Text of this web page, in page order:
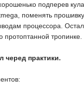
подперев
поменять
процессора.
тропинке.
черед практики.